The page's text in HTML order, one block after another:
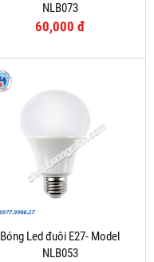
NLB073
60,000 đ
Bóng Led đuôi E27- Model
NLB053